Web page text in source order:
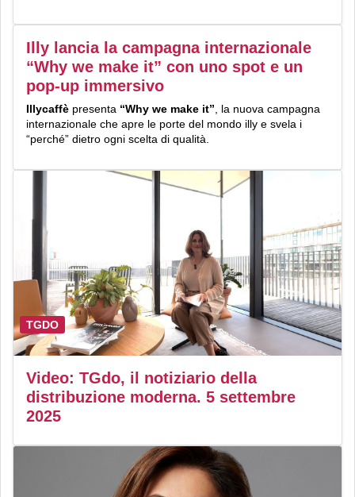
Illy lancia la campagna internazionale
“Why we make it” con uno spot e un
pop-up immersivo
Illycaffè presenta “Why we make it” , la nuova campagna
internazionale che apre le porte del mondo illy e svela i
“perché” dietro ogni scelta di qualità.
TGDO
Video: TGdo, il notiziario della
distribuzione moderna. 5 settembre
2025